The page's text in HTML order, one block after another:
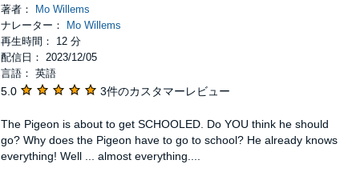
著者：
Mo Willems
ナレーター：
Mo Willems
再生時間： 12 分
配信日： 2023/12/05
言語： 英語
5.0 3件のカスタマーレビュー
The Pigeon is about to get SCHOOLED. Do YOU think he should
go? Why does the Pigeon have to go to school? He already knows
everything! Well ... almost everything....